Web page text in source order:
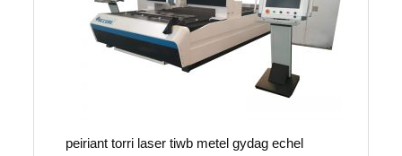
peiriant torri laser tiwb metel gydag echel